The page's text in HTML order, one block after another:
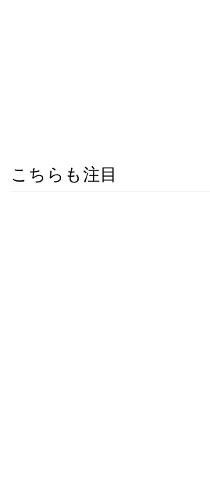
こちらも注目